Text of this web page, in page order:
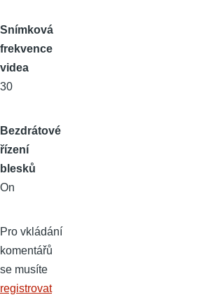
Snímková
frekvence
videa
30
Bezdrátové
řízení
blesků
On
Pro vkládání
komentářů
se musíte
registrovat